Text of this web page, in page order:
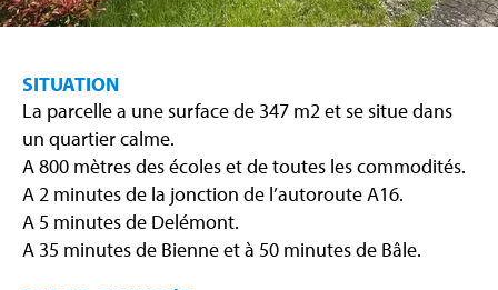
SITUATION
La parcelle a une surface de 347 m2 et se situe dans
un quartier calme.
A 800 mètres des écoles et de toutes les commodités.
A 2 minutes de la jonction de l’autoroute A16.
A 5 minutes de Delémont.
A 35 minutes de Bienne et à 50 minutes de Bâle.